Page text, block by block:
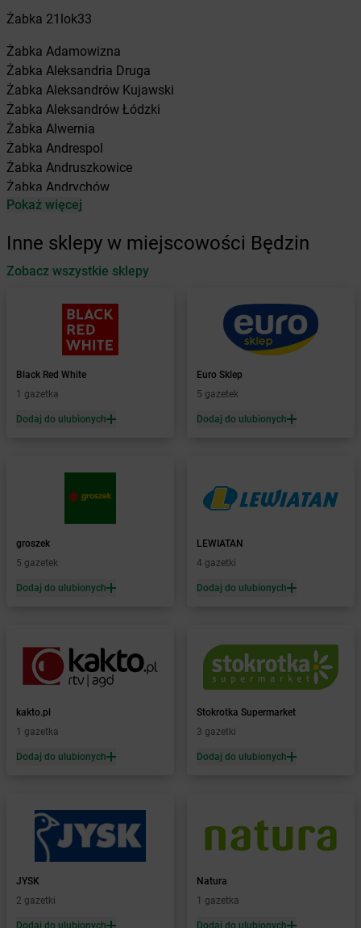
Żabka 21lok33
Żabka Adamowizna
Żabka Aleksandria Druga
Żabka Aleksandrów Kujawski
Żabka Aleksandrów Łódzki
Żabka Alwernia
Żabka Andrespol
Żabka Andruszkowice
Żabka Andrychów
Żabka Antonie
Żabka Automat
Żabka Babica
Babimost
Baborów
Baboszewo
Żabka Bachowice
Żabka Bądkowo
Żabka Bąków
Baniocha
Baranowo
Barczewo
Żabka Bardo
Żabka Barlinek
Żabka Barniewice
Żabka Baruchowo
Żabka
Barwałd Średni
Żabka Barwice
Żabka Bełchatów
Żabka Bestwina
Żabka
Bestwinka
Żabka Bezrzecze
Żabka
Żabka Biała
Żabka
Biała Druga
Pokaż więcej
Inne sklepy w miejscowości Będzin
Zobacz wszystkie sklepy
Black Red White
1 gazetka
Dodaj do ulubionych
Euro Sklep
5 gazetek
Dodaj do ulubionych
groszek
5 gazetek
Dodaj do ulubionych
LEWIATAN
4 gazetki
Dodaj do ulubionych
kakto.pl
1 gazetka
Dodaj do ulubionych
Stokrotka Supermarket
3 gazetki
Dodaj do ulubionych
JYSK
2 gazetki
Dodaj do ulubionych
Natura
1 gazetka
Dodaj do ulubionych